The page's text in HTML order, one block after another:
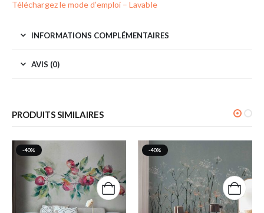
Téléchargez le mode d’emploi – Lavable
INFORMATIONS COMPLÉMENTAIRES
AVIS (0)
PRODUITS SIMILAIRES
-40% -40%